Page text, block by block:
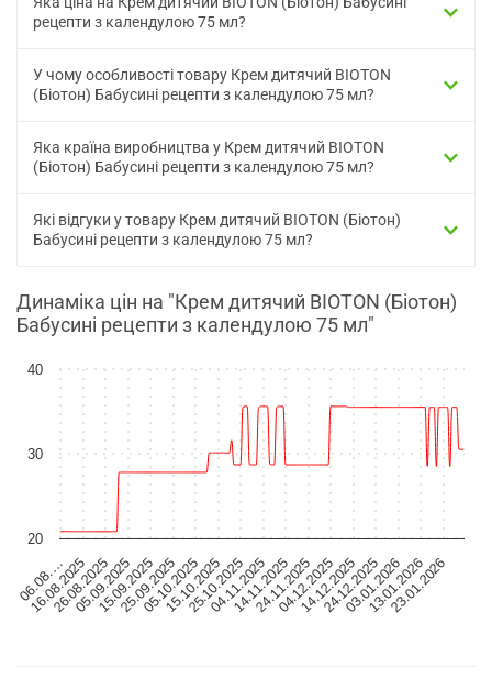
рецепти з календулою 75 мл?
У чому особливості товару Крем дитячий BIOTON
(Біотон) Бабусині рецепти з календулою 75 мл?
Яка країна виробництва у Крем дитячий BIOTON
(Біотон) Бабусині рецепти з календулою 75 мл?
Які відгуки у товару Крем дитячий BIOTON (Біотон)
Бабусині рецепти з календулою 75 мл?
Динаміка цін на "Крем дитячий BIOTON (Біотон)
Бабусині рецепти з календулою 75 мл"
06.08.…
16.08.2025
26.08.2025
05.09.2025
15.09.2025
25.09.2025
05.10.2025
15.10.2025
25.10.2025
04.11.2025
14.11.2025
24.11.2025
04.12.2025
14.12.2025
24.12.2025
03.01.2026
13.01.2026
23.01.2026
20
30
40